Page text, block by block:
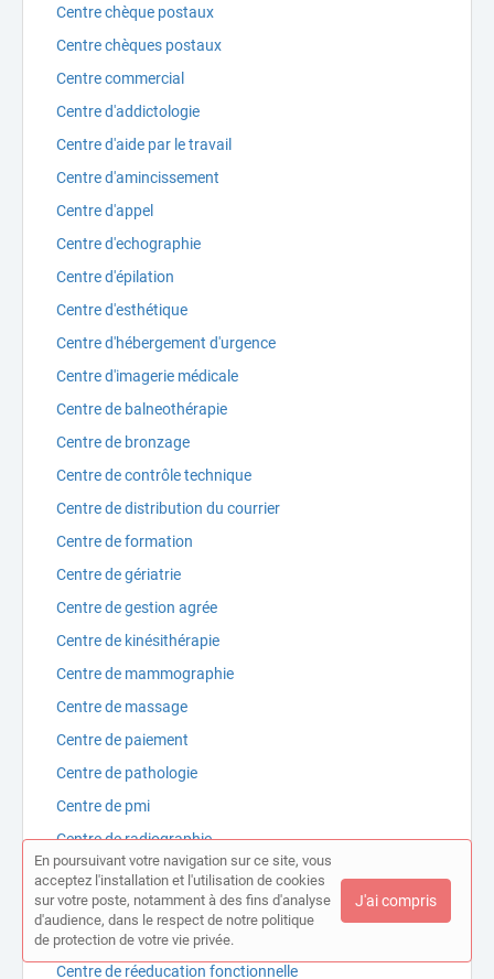
Centre chèque postaux
Centre chèques postaux
Centre commercial
Centre d'addictologie
Centre d'aide par le travail
Centre d'amincissement
Centre d'appel
Centre d'echographie
Centre d'épilation
Centre d'esthétique
Centre d'hébergement d'urgence
Centre d'imagerie médicale
Centre de balneothérapie
Centre de bronzage
Centre de contrôle technique
Centre de distribution du courrier
Centre de formation
Centre de gériatrie
Centre de gestion agrée
Centre de kinésithérapie
Centre de mammographie
Centre de massage
Centre de paiement
Centre de pathologie
Centre de pmi
Centre de radiographie
Centre de radiologie
Centre de radiothérapie
Centre de réeducation
Centre de réeducation fonctionnelle
En poursuivant votre navigation sur ce site, vous
acceptez l'installation et l'utilisation de cookies
sur votre poste, notamment à des fins d'analyse
d'audience, dans le respect de notre politique
de protection de votre vie privée.
J'ai compris